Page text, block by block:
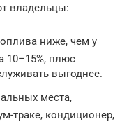
владельцы:
ниже, чем у
10–15%, плюс
выгоднее.
места,
траке, кондиционер,